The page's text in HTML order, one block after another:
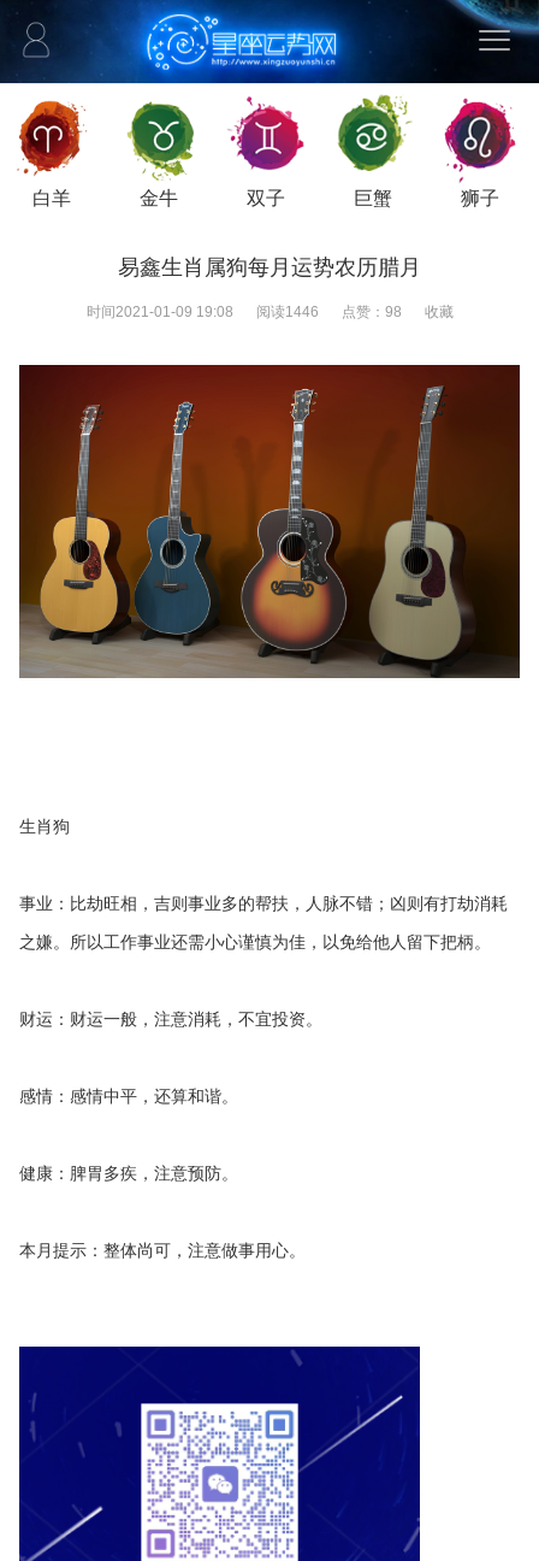
白羊 金牛 双子 巨蟹 狮子
易鑫生肖属狗每月运势农历腊月
时间2021-01-09 19:08 阅读1446 点赞： 98 收藏
生肖狗
事业：比劫旺相，吉则事业多的帮扶，人脉不错；凶则有打劫消耗
之嫌。所以工作事业还需小心谨慎为佳，以免给他人留下把柄。
财运：财运一般，注意消耗，不宜投资。
感情：感情中平，还算和谐。
健康：脾胃多疾，注意预防。
本月提示：整体尚可，注意做事用心。